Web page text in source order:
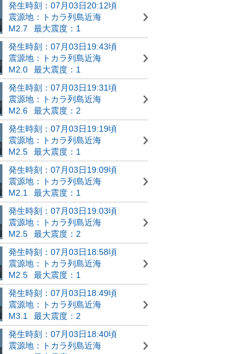
発生時刻：07月03日20:12頃
震源地：トカラ列島近海
M2.7
最大震度：1
発生時刻：07月03日19:43頃
震源地：トカラ列島近海
M2.0
最大震度：1
発生時刻：07月03日19:31頃
震源地：トカラ列島近海
M2.6
最大震度：2
発生時刻：07月03日19:19頃
震源地：トカラ列島近海
M2.5
最大震度：1
発生時刻：07月03日19:09頃
震源地：トカラ列島近海
M2.1
最大震度：1
発生時刻：07月03日19:03頃
震源地：トカラ列島近海
M2.5
最大震度：2
発生時刻：07月03日18:58頃
震源地：トカラ列島近海
M2.5
最大震度：1
発生時刻：07月03日18:49頃
震源地：トカラ列島近海
M3.1
最大震度：2
発生時刻：07月03日18:40頃
震源地：トカラ列島近海